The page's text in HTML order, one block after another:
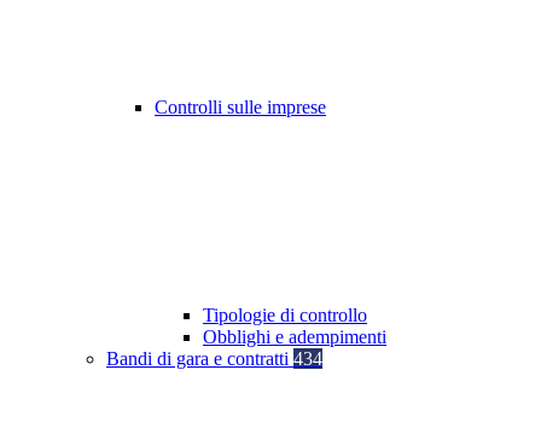
Controlli sulle imprese
Tipologie di controllo
Obblighi e adempimenti
Bandi di gara e contratti 434